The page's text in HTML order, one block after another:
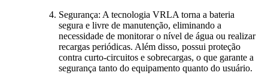
Segurança: A tecnologia VRLA torna a bateria
segura e livre de manutenção, eliminando a
necessidade de monitorar o nível de água ou realizar
recargas periódicas. Além disso, possui proteção
contra curto-circuitos e sobrecargas, o que garante a
segurança tanto do equipamento quanto do usuário.